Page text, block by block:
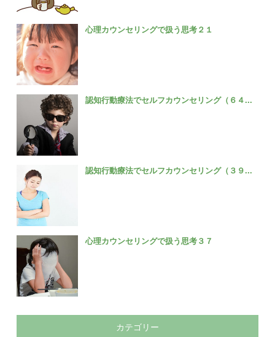
心理カウンセリングで扱う思考２１
認知行動療法でセルフカウンセリング（６４...
認知行動療法でセルフカウンセリング（３９...
心理カウンセリングで扱う思考３７
カテゴリー